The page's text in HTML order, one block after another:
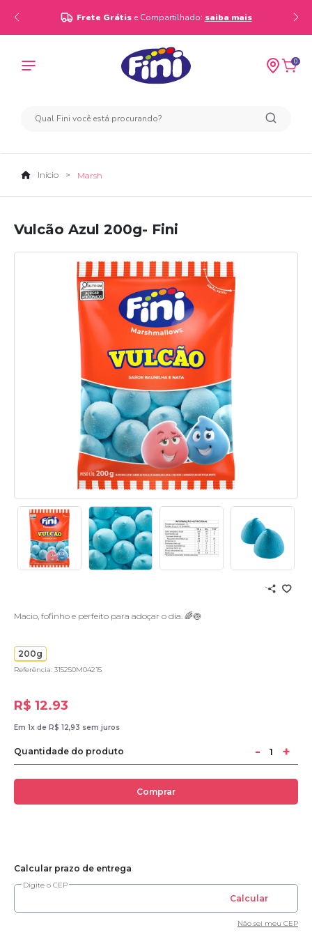
Frete Grátis e Compartilhado: saiba mais
0
Início Marsh
Vulcão Azul 200g- Fini
Macio, fofinho e perfeito para adoçar o dia. 🌈🍥
200g
Referência: 315250M04215
R$ 12.93
Em 1x de R$ 12,93 sem juros
Quantidade do produto - +
Comprar
Calcular prazo de entrega
Digite o CEP
Calcular
Não sei meu CEP